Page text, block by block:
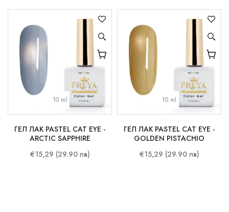
10 ml
ГЕЛ ЛАК PASTEL CAT EYE -
ARCTIC SAPPHIRE
€15,29 (29.90 лв)
10 ml
ГЕЛ ЛАК PASTEL CAT EYE -
GOLDEN PISTACHIO
€15,29 (29.90 лв)